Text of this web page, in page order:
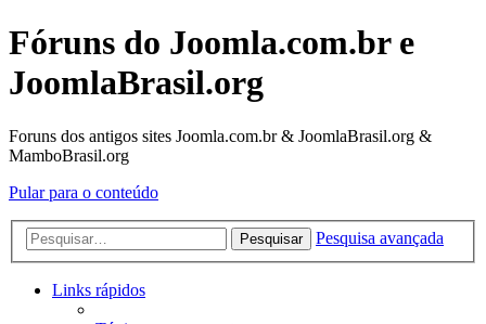
Fóruns do Joomla.com.br e
JoomlaBrasil.org
Foruns dos antigos sites Joomla.com.br & JoomlaBrasil.org &
MamboBrasil.org
Pular para o conteúdo
Pesquisar Pesquisa avançada
Links rápidos